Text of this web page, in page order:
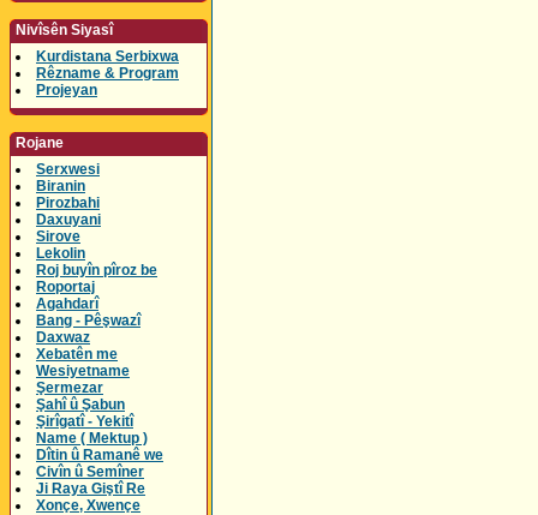
Nivîsên Siyasî
Kurdistana Serbixwa
Rêzname & Program
Projeyan
Rojane
Serxwesi
Biranin
Pirozbahi
Daxuyani
Sirove
Lekolin
Roj buyîn pîroz be
Roportaj
Agahdarî
Bang - Pêşwazî
Daxwaz
Xebatên me
Wesiyetname
Şermezar
Şahî û Şabun
Şirîgatî - Yekitî
Name ( Mektup )
Dîtin û Ramanê we
Civîn û Semîner
Ji Raya Giştî Re
Xonçe, Xwençe